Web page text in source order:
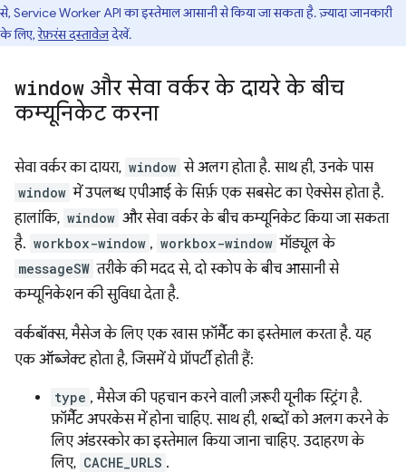
से, Service Worker API का इस्तेमाल आसानी से किया जा सकता है. ज़्यादा जानकारी
के लिए,रेफ़रंस दस्तावेज़देखें.
window और सेवा वर्कर के दायरे के बीच
कम्यूनिकेट करना
सेवा वर्कर का दायरा, window से अलग होता है. साथ ही, उनके पास
window में उपलब्ध एपीआई के सिर्फ़ एक सबसेट का ऐक्सेस होता है.
हालांकि, window और सेवा वर्कर के बीच कम्यूनिकेट किया जा सकता
है. workbox-window , workbox-window मॉड्यूल के
messageSW तरीके की मदद से, दो स्कोप के बीच आसानी से
कम्यूनिकेशन की सुविधा देता है.
वर्कबॉक्स, मैसेज के लिए एक खास फ़ॉर्मैट का इस्तेमाल करता है. यह
एक ऑब्जेक्ट होता है, जिसमें ये प्रॉपर्टी होती हैं:
type , मैसेज की पहचान करने वाली ज़रूरी यूनीक स्ट्रिंग है.
फ़ॉर्मैट अपरकेस में होना चाहिए. साथ ही, शब्दों को अलग करने के
लिए अंडरस्कोर का इस्तेमाल किया जाना चाहिए. उदाहरण के
लिए, CACHE_URLS .